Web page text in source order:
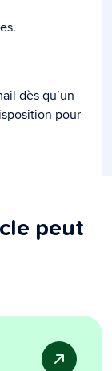
dès qu’un
pour
peut